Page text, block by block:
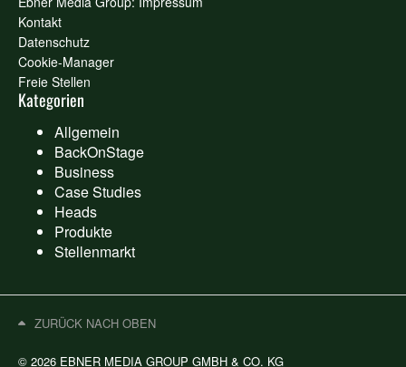
Kontakt
Datenschutz
Cookie-Manager
Freie Stellen
Kategorien
Allgemein
BackOnStage
Business
Case Studies
Heads
Produkte
Stellenmarkt
© 2026 EBNER MEDIA GROUP GMBH & CO. KG
ZURÜCK NACH OBEN